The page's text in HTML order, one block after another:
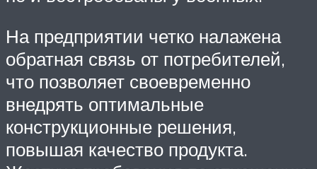
На предприятии четко налажена
обратная связь от потребителей,
что позволяет своевременно
внедрять оптимальные
конструкционные решения,
повышая качество продукта.